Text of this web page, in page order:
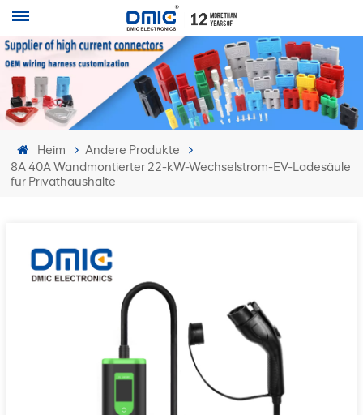
Heim
Andere Produkte
8A 40A Wandmontierter 22-kW-Wechselstrom-EV-Ladesäule
für Privathaushalte